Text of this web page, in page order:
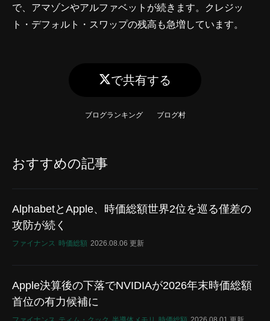
で、アマゾンやアルファベットが続きます。クレジッ
ト・デフォルト・スワップの残高も急増しています。
で共有する
ブログランキング ブログ村
おすすめの記事
AlphabetとApple、時価総額世界2位を巡る僅差の
攻防が続く
ファイナンス 時価総額 2026.08.06 更新
Apple決算後の下落でNVIDIAが2026年末時価総額
首位の有力候補に